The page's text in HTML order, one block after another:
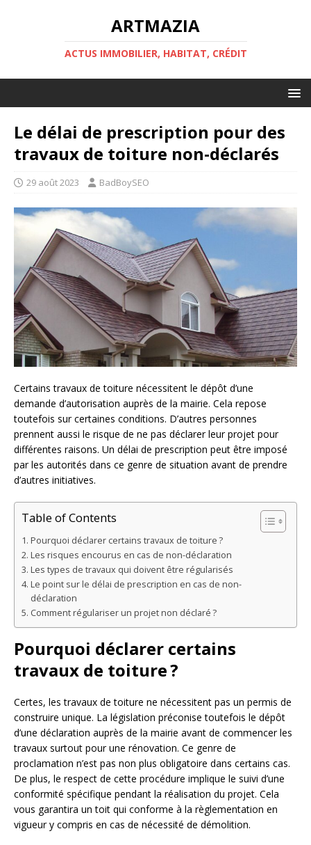
ARTMAZIA
ACTUS IMMOBILIER, HABITAT, CRÉDIT
Le délai de prescription pour des
travaux de toiture non-déclarés
29 août 2023 BadBoySEO
Certains travaux de toiture nécessitent le dépôt d’une
demande d’autorisation auprès de la mairie. Cela repose
toutefois sur certaines conditions. D’autres personnes
prennent aussi le risque de ne pas déclarer leur projet pour
différentes raisons. Un délai de prescription peut être imposé
par les autorités dans ce genre de situation avant de prendre
d’autres initiatives.
Table of Contents
Pourquoi déclarer certains travaux de toiture ?
Les risques encourus en cas de non-déclaration
Les types de travaux qui doivent être régularisés
Le point sur le délai de prescription en cas de non-
déclaration
Comment régulariser un projet non déclaré ?
Pourquoi déclarer certains
travaux de toiture ?
Certes, les travaux de toiture ne nécessitent pas un permis de
construire unique. La législation préconise toutefois le dépôt
d’une déclaration auprès de la mairie avant de commencer les
travaux surtout pour une rénovation. Ce genre de
proclamation n’est pas non plus obligatoire dans certains cas.
De plus, le respect de cette procédure implique le suivi d’une
conformité spécifique pendant la réalisation du projet. Cela
vous garantira un toit qui conforme à la règlementation en
vigueur y compris en cas de nécessité de démolition.